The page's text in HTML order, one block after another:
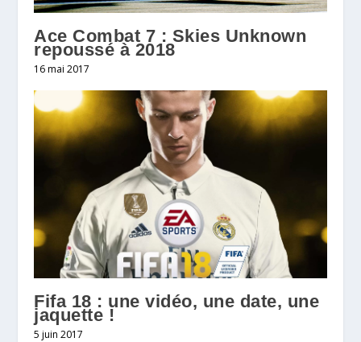
Ace Combat 7 : Skies Unknown
repoussé à 2018
16 mai 2017
Fifa 18 : une vidéo, une date, une
jaquette !
5 juin 2017